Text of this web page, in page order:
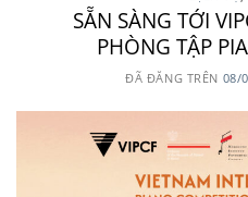
SẴN SÀNG TỚI
PHÒNG TẬP
ĐÃ ĐĂNG TRÊN 08/